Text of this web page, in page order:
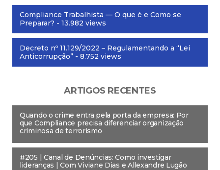
Compliance Trabalhista — O que é e Como se
Preparar? - 13.982 views
Decreto nº 11.129/2022 – Regulamentando a “Lei
Anticorrupção” - 8.752 views
ARTIGOS RECENTES
Quando o crime entra pela porta da empresa: Por
que Compliance precisa diferenciar organização
criminosa de terrorismo
#205 | Canal de Denúncias: Como investigar
lideranças | Com Viviane Dias e Allexandre Lugão